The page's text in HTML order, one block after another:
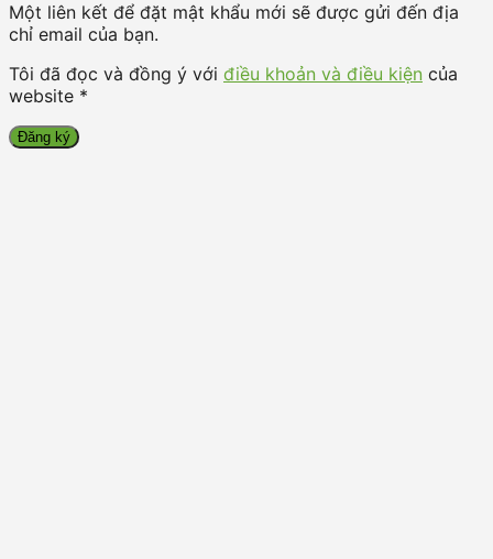
Một liên kết để đặt mật khẩu mới sẽ được gửi đến địa
chỉ email của bạn.
Tôi đã đọc và đồng ý với điều khoản và điều kiện của
website *
Đăng ký